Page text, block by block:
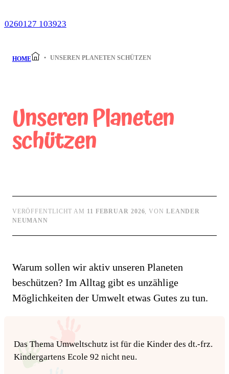
HOME UNSEREN PLANETEN SCHÜTZEN
Unseren Planeten
schützen
VERÖFFENTLICHT AM 11 FEBRUAR 2026, VON LEANDER
NEUMANN
Warum sollen wir aktiv unseren Planeten
beschützen? Im Alltag gibt es unzählige
Möglichkeiten der Umwelt etwas Gutes zu tun.
Das Thema Umweltschutz ist für die Kinder des dt.-frz.
Kindergartens Ecole 92 nicht neu.